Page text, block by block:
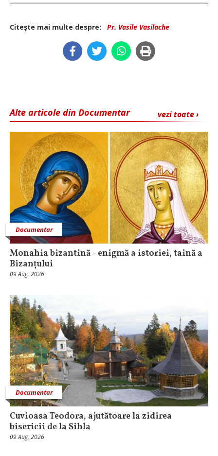
Citeşte mai multe despre: Pr. Vasile Vasilache
vezi toate ›
Alte articole din Documentar
Documentar
Monahia bizantină - enigmă a istoriei, taină a
Bizanțului
09 Aug, 2026
Documentar
Cuvioasa Teodora, ajutătoare la zidirea
bisericii de la Sihla
09 Aug, 2026